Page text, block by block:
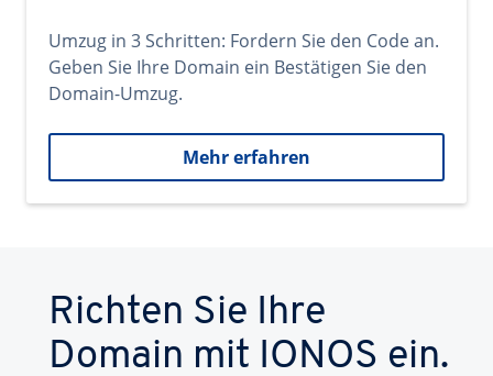
Umzug in 3 Schritten: Fordern Sie den Code an.
Geben Sie Ihre Domain ein Bestätigen Sie den
Domain-Umzug.
Mehr erfahren
Richten Sie Ihre
Domain mit IONOS ein.